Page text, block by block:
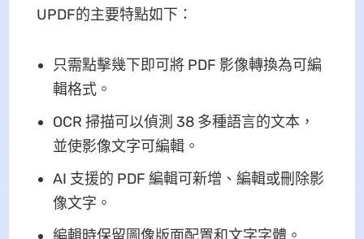
UPDF的主要特點如下：
只需點擊幾下即可將 PDF 影像轉換為可編
輯格式。
OCR 掃描可以偵測 38 多種語言的文本，
並使影像文字可編輯。
AI 支援的 PDF 編輯可新增、編輯或刪除影
像文字。